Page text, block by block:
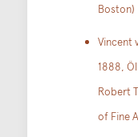
Boston)
Vincent
1888,
Robert
of Fine